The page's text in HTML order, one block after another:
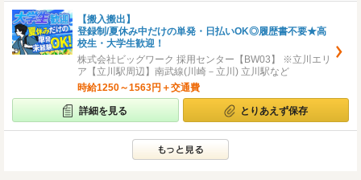
【搬入搬出】
登録制/夏休み中だけの単発・日払いOK◎履歴書不要★高
校生・大学生歓迎！
株式会社ビッグワーク 採用センター【BW03】 ※立川エリ
ア【立川駅周辺】南武線(川崎－立川) 立川駅など
時給1250～1563円＋交通費
詳細を見る とりあえず保存